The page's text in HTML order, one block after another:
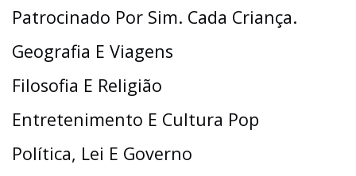
Patrocinado Por Sim. Cada Criança.
Geografia E Viagens
Filosofia E Religião
Entretenimento E Cultura Pop
Política, Lei E Governo